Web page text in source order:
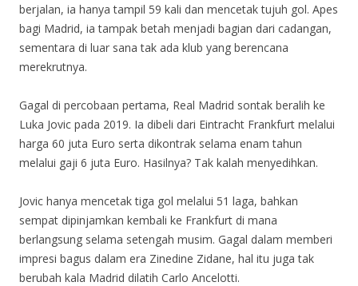
berjalan, ia hanya tampil 59 kali dan mencetak tujuh gol. Apes
bagi Madrid, ia tampak betah menjadi bagian dari cadangan,
sementara di luar sana tak ada klub yang berencana
merekrutnya.
Gagal di percobaan pertama, Real Madrid sontak beralih ke
Luka Jovic pada 2019. Ia dibeli dari Eintracht Frankfurt melalui
harga 60 juta Euro serta dikontrak selama enam tahun
melalui gaji 6 juta Euro. Hasilnya? Tak kalah menyedihkan.
Jovic hanya mencetak tiga gol melalui 51 laga, bahkan
sempat dipinjamkan kembali ke Frankfurt di mana
berlangsung selama setengah musim. Gagal dalam memberi
impresi bagus dalam era Zinedine Zidane, hal itu juga tak
berubah kala Madrid dilatih Carlo Ancelotti.